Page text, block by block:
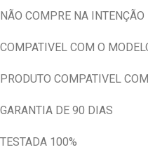
NÃO COMPRE NA
COMPATIVEL COM O
PRODUTO COMPATIVEL
GARANTIA DE 90 DIAS
TESTADA 100%